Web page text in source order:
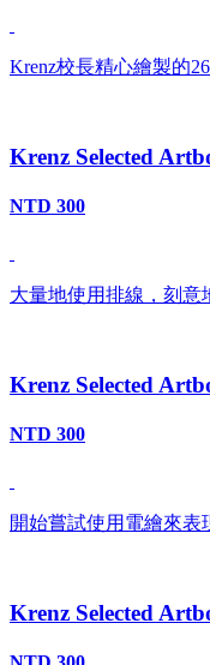
Krenz校長精心繪製的
Krenz Selected
NTD 300
大量地使用排線，刻意
Krenz Selected
NTD 300
開始嘗試使用電繪來表
Krenz Selected